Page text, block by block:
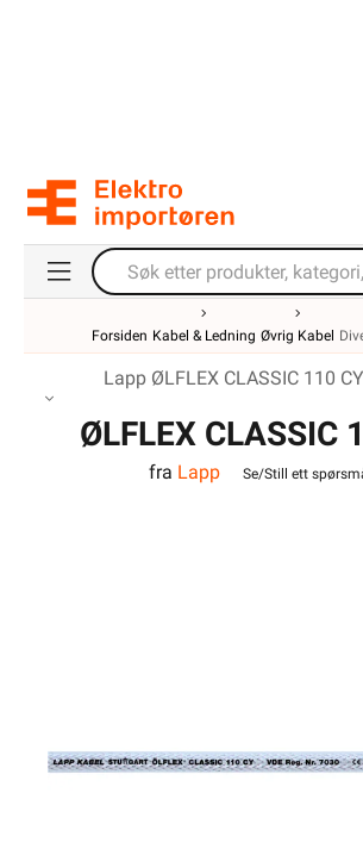
Forsiden Kabel & Ledning Øvrig Kabel
Lapp ØLFLEX CLASSIC 110
ØLFLEX CLASSIC
4G10
fra Lapp Se/Still ett